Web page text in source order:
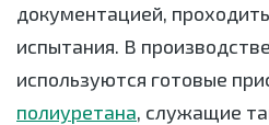
документацией,
испытания. В
используются готовые
полиуретана, служащие